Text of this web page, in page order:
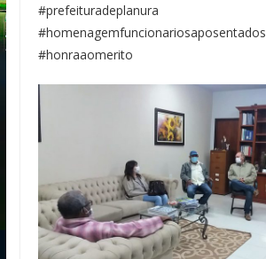
#prefeituradeplanura
#homenagemfuncionariosaposentados
#honraaomerito